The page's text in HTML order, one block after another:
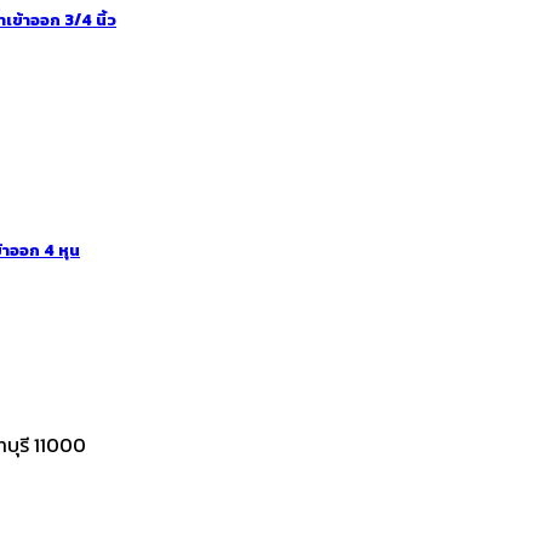
ข้าออก 3/4 นิ้ว
ออก 4 หุน
รี 11000